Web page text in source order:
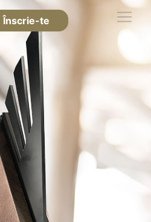
Înscrie-te